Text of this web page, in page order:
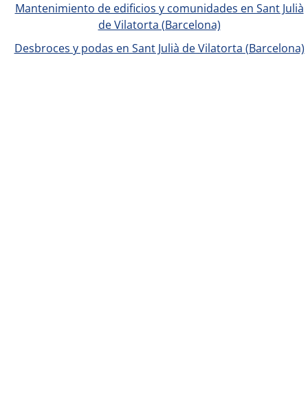
Mantenimiento de edificios y comunidades en Sant Julià
de Vilatorta (Barcelona)
Desbroces y podas en Sant Julià de Vilatorta (Barcelona)